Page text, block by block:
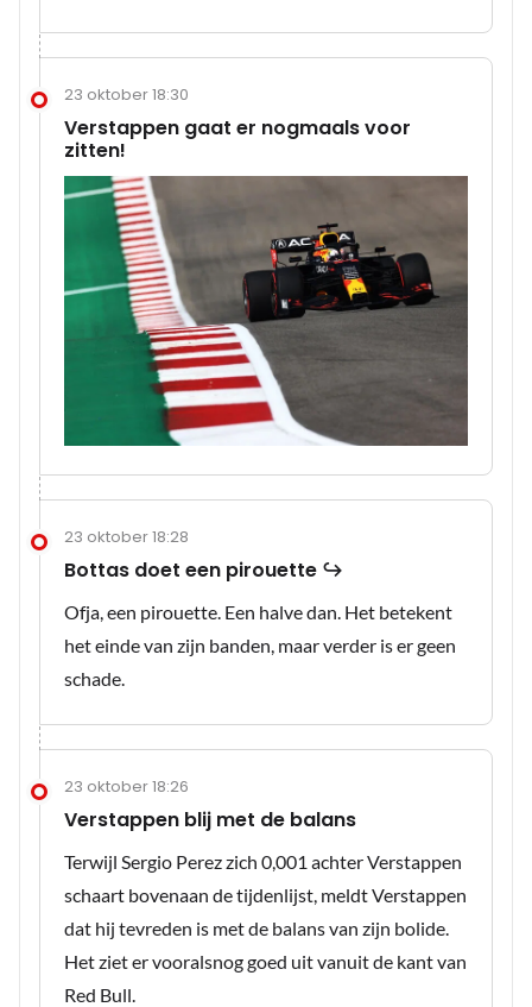
23 oktober 18:30
Verstappen gaat er nogmaals voor
zitten!
23 oktober 18:28
Bottas doet een pirouette ↪️
Ofja, een pirouette. Een halve dan. Het betekent
het einde van zijn banden, maar verder is er geen
schade.
23 oktober 18:26
Verstappen blij met de balans
Terwijl Sergio Perez zich 0,001 achter Verstappen
schaart bovenaan de tijdenlijst, meldt Verstappen
dat hij tevreden is met de balans van zijn bolide.
Het ziet er vooralsnog goed uit vanuit de kant van
Red Bull.